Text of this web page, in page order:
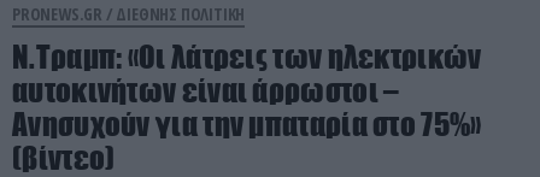
PRONEWS.GR / ΔΙΕΘΝΗΣ ΠΟΛΙΤΙΚΗ
Ν.Τραμπ: «Οι λάτρεις των ηλεκτρικών
αυτοκινήτων είναι άρρωστοι –
Ανησυχούν για την μπαταρία στο 75%»
(βίντεο)